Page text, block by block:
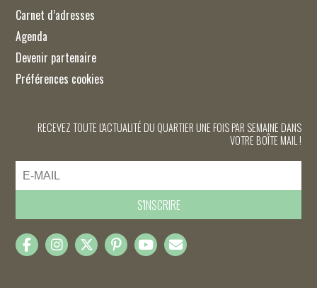
Carnet d’adresses
Agenda
Devenir partenaire
Préférences cookies
RECEVEZ TOUTE L'ACTUALITÉ DU QUARTIER UNE FOIS PAR SEMAINE DANS
VOTRE BOÎTE MAIL !